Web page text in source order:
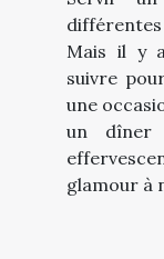
Mais il y
suivre
une
un dîner
glamour à